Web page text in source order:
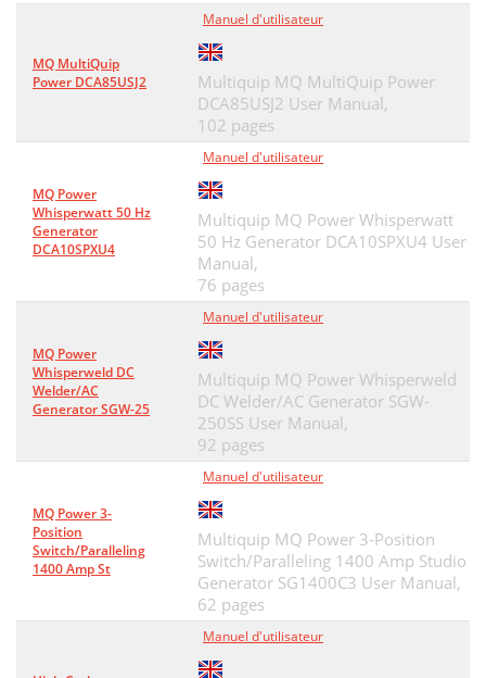
MQ MultiQuip
Power DCA85USJ2
Manuel d'utilisateur
Multiquip MQ MultiQuip Power
DCA85USJ2 User Manual,
102 pages
MQ Power
Whisperwatt 50 Hz
Generator
DCA10SPXU4
Manuel d'utilisateur
Multiquip MQ Power Whisperwatt
50 Hz Generator DCA10SPXU4 User
Manual,
76 pages
MQ Power
Whisperweld DC
Welder/AC
Generator SGW-25
Manuel d'utilisateur
Multiquip MQ Power Whisperweld
DC Welder/AC Generator SGW-
250SS User Manual,
92 pages
MQ Power 3-
Position
Switch/Paralleling
1400 Amp St
Manuel d'utilisateur
Multiquip MQ Power 3-Position
Switch/Paralleling 1400 Amp Studio
Generator SG1400C3 User Manual,
62 pages
Manuel d'utilisateur